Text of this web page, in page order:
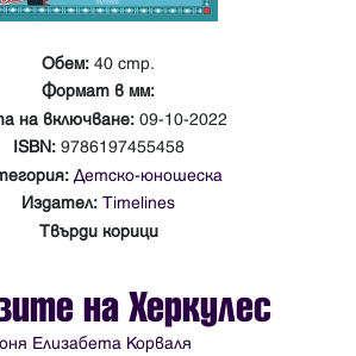
Обем: 40 стр.
Формат в мм:
на включване: 09-10-2022
ISBN: 9786197455458
Детско-юношеска
Издател: Timelines
Твърди корици
на Херкулес
Елизабета Корваля